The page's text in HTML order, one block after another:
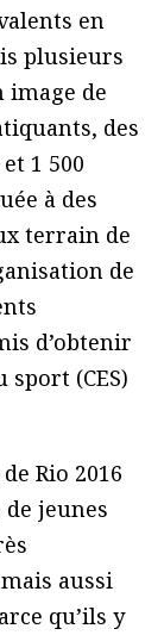
en
plusieurs
image de
des
1 500
à des
terrain de
de
d’obtenir
(CES)
Rio 2016
jeunes
aussi
qu’ils y